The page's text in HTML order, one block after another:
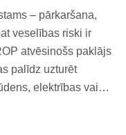
– pārkaršana,
veselības riski ir
atvēsinošs paklājs
palīdz uzturēt
elektrības vai
un ķermeņa